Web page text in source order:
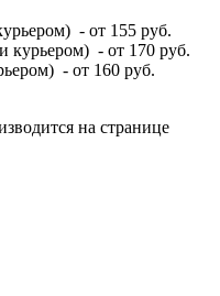
- от 155 руб.
курьером) - от 170 руб.
- от 160 руб.
на странице